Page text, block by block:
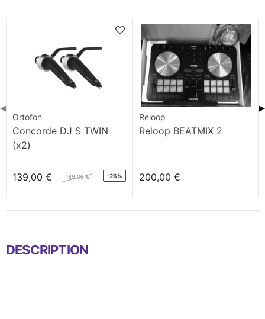
Ortofon
Concorde DJ S TWIN
(x2)
139,00 € 189,00 € -26%
Reloop
Reloop BEATMIX 2
200,00 €
◀ ▶
DESCRIPTION